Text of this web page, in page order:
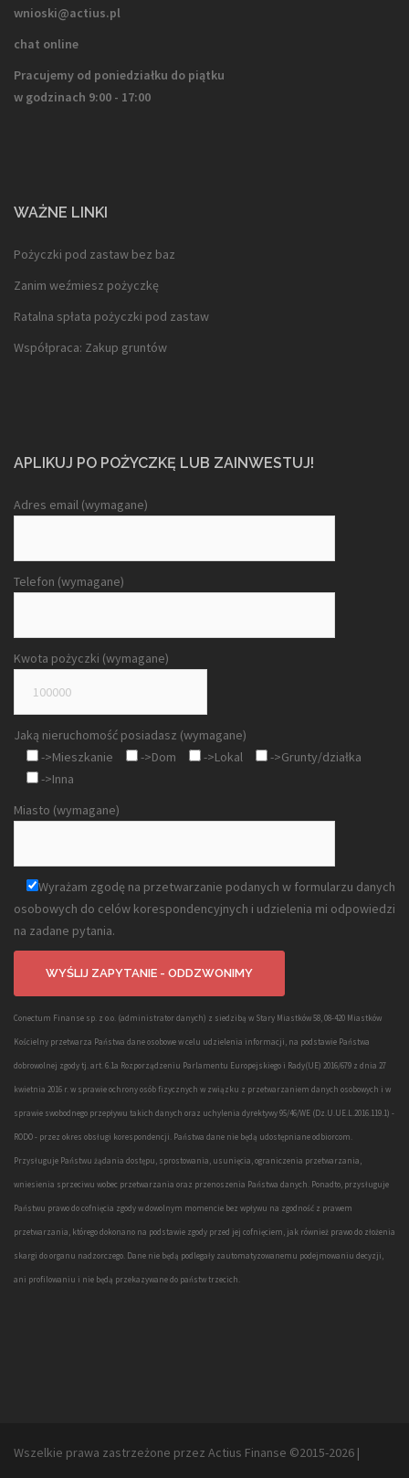
wnioski@actius.pl
chat online
Pracujemy od poniedziałku do piątku
w godzinach 9:00 - 17:00
WAŻNE LINKI
Pożyczki pod zastaw bez baz
Zanim weźmiesz pożyczkę
Ratalna spłata pożyczki pod zastaw
Współpraca: Zakup gruntów
APLIKUJ PO POŻYCZKĘ LUB ZAINWESTUJ!
Adres email (wymagane)
Telefon (wymagane)
Kwota pożyczki (wymagane)
Jaką nieruchomość posiadasz (wymagane)
->Mieszkanie
->Dom ->Lokal
->Grunty/działka
->Inna
Miasto (wymagane)
Wyrażam zgodę na przetwarzanie podanych w formularzu danych
osobowych do celów korespondencyjnych i udzielenia mi odpowiedzi
na zadane pytania.
Conectum Finanse sp. z o.o. (administrator danych) z siedzibą w Stary Miastków 58, 08-420 Miastków
Kościelny przetwarza Państwa dane osobowe w celu udzielenia informacji, na podstawie Państwa
dobrowolnej zgody tj. art. 6.1a Rozporządzeniu Parlamentu Europejskiego i Rady(UE) 2016/679 z dnia 27
kwietnia 2016 r. w sprawie ochrony osób fizycznych w związku z przetwarzaniem danych osobowych i w
sprawie swobodnego przepływu takich danych oraz uchylenia dyrektywy 95/46/WE (Dz.U.UE.L.2016.119.1) -
RODO - przez okres obsługi korespondencji. Państwa dane nie będą udostępniane odbiorcom.
Przysługuje Państwu żądania dostępu, sprostowania, usunięcia, ograniczenia przetwarzania,
wniesienia sprzeciwu wobec przetwarzania oraz przenoszenia Państwa danych. Ponadto, przysługuje
Państwu prawo do cofnięcia zgody w dowolnym momencie bez wpływu na zgodność z prawem
przetwarzania, którego dokonano na podstawie zgody przed jej cofnięciem, jak również prawo do złożenia
skargi do organu nadzorczego. Dane nie będą podlegały zautomatyzowanemu podejmowaniu decyzji,
ani profilowaniu i nie będą przekazywane do państw trzecich.
Wszelkie prawa zastrzeżone przez Actius Finanse ©2015-2026 |